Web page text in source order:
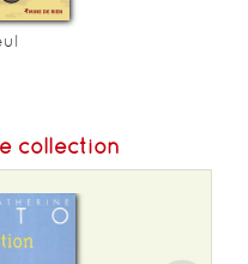
collection